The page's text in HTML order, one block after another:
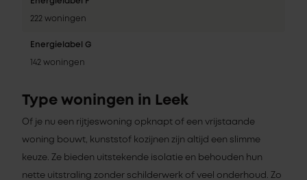
222 woningen
Energielabel G
142 woningen
Type woningen in Leek
Of je nu een rijtjeswoning opknapt of een vrijstaande
woning bouwt, kunststof kozijnen zijn altijd een slimme
keuze. Ze bieden uitstekende isolatie en behouden hun
nette uitstraling zonder schilderwerk of veel onderhoud. Zo